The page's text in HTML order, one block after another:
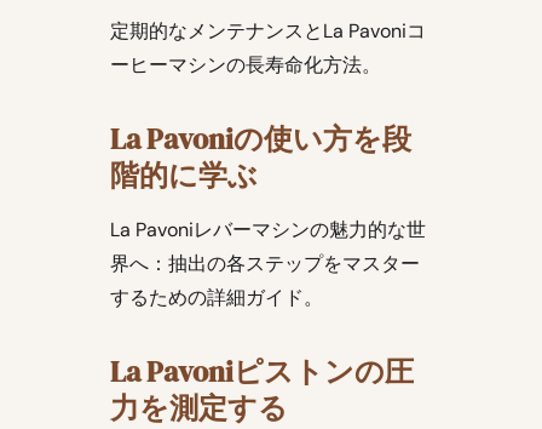
定期的なメンテナンスとLa Pavoniコ
ーヒーマシンの長寿命化方法。
La Pavoniの使い方を段
階的に学ぶ
La Pavoniレバーマシンの魅力的な世
界へ：抽出の各ステップをマスター
するための詳細ガイド。
La Pavoniピストンの圧
力を測定する